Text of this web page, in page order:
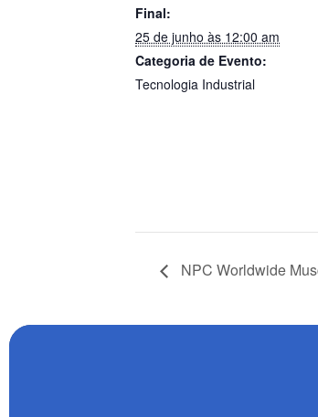
Final:
25 de junho às 12:00 am
Categoria de Evento:
Tecnologia Industrial
NPC Worldwide